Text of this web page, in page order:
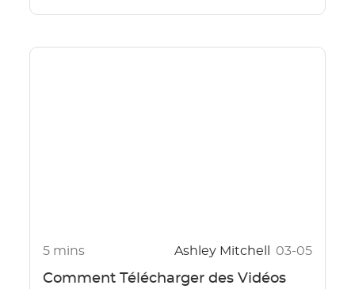
5 mins Ashley Mitchell 03-05
Comment Télécharger des Vidéos